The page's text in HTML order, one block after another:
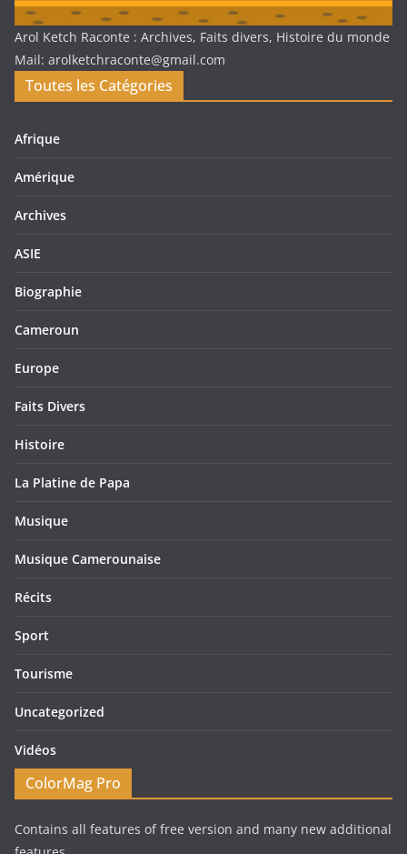
Arol Ketch Raconte : Archives, Faits divers, Histoire du monde
Mail: arolketchraconte@gmail.com
Toutes les Catégories
Afrique
Amérique
Archives
ASIE
Biographie
Cameroun
Europe
Faits Divers
Histoire
La Platine de Papa
Musique
Musique Camerounaise
Récits
Sport
Tourisme
Uncategorized
Vidéos
ColorMag Pro
Contains all features of free version and many new additional